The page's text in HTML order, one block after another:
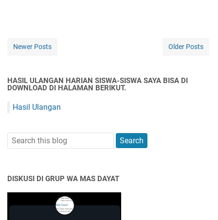
Newer Posts Older Posts
HASIL ULANGAN HARIAN SISWA-SISWA SAYA BISA DI
DOWNLOAD DI HALAMAN BERIKUT.
Hasil Ulangan
DISKUSI DI GRUP WA MAS DAYAT